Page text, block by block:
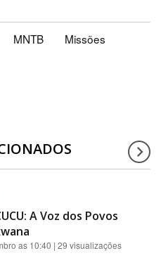
MNTB
Missões
A Voz dos Povos
as 10:40 | 29 visualizações